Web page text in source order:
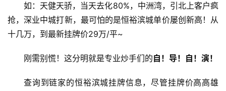
网
如：天健天骄，当天去化80%，中洲湾，引北上客户疯
抢，深业中城打新，最可怕的是恒裕滨城单价屡创新高！从
十几万，到最新挂牌价29万/平~
刚需别慌！这分明就是专业炒手们的自！ 导！ 自！ 演！
查询到链家的恒裕滨城挂牌信息，尽管挂牌价高高雄